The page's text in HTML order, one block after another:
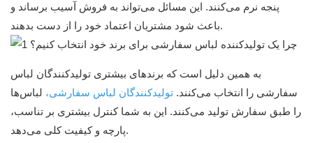
پنجه نرم می‌کنند. این مسائل می‌تواند به فروش آسیب برساند و
باعث شود مشتریان اعتماد خود را از دست بدهند.
به همین دلیل است که برندهای بیشتری تولیدکنندگان لباس
سفارشی را انتخاب می‌کنند. تولیدکنندگان لباس سفارشی، لباس‌ها
را طبق سفارش تولید می‌کنند. این به شما کنترل بیشتری بر تناسب،
پارچه و کیفیت کلی می‌دهد.